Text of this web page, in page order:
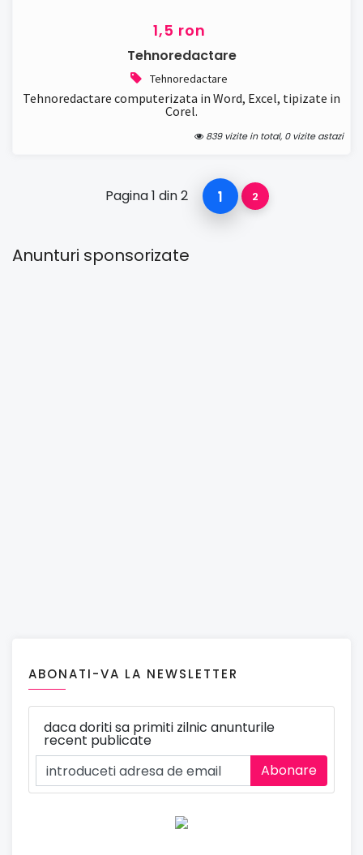
1,5 ron
Tehnoredactare
Tehnoredactare
Tehnoredactare computerizata in Word, Excel, tipizate in
Corel.
839 vizite in total, 0 vizite astazi
Pagina 1 din 2 1 2
Anunturi sponsorizate
ABONATI-VA LA NEWSLETTER
daca doriti sa primiti zilnic anunturile
recent publicate